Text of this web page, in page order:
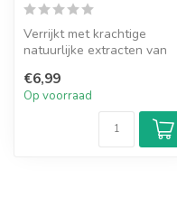
Verrijkt met krachtige
natuurlijke extracten van
di...
€6,99
Op voorraad